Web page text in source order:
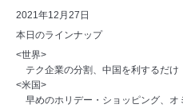
2021年12月27日
本日のラインナップ
<世界>
テク企業の分割、中国を利するだけ
<米国>
早めのホリデー・ショッピング、オ